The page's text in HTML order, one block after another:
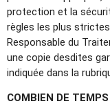
protection et la
règles les plus
Responsable du
une copie desdites
indiquée dans la
COMBIEN DE